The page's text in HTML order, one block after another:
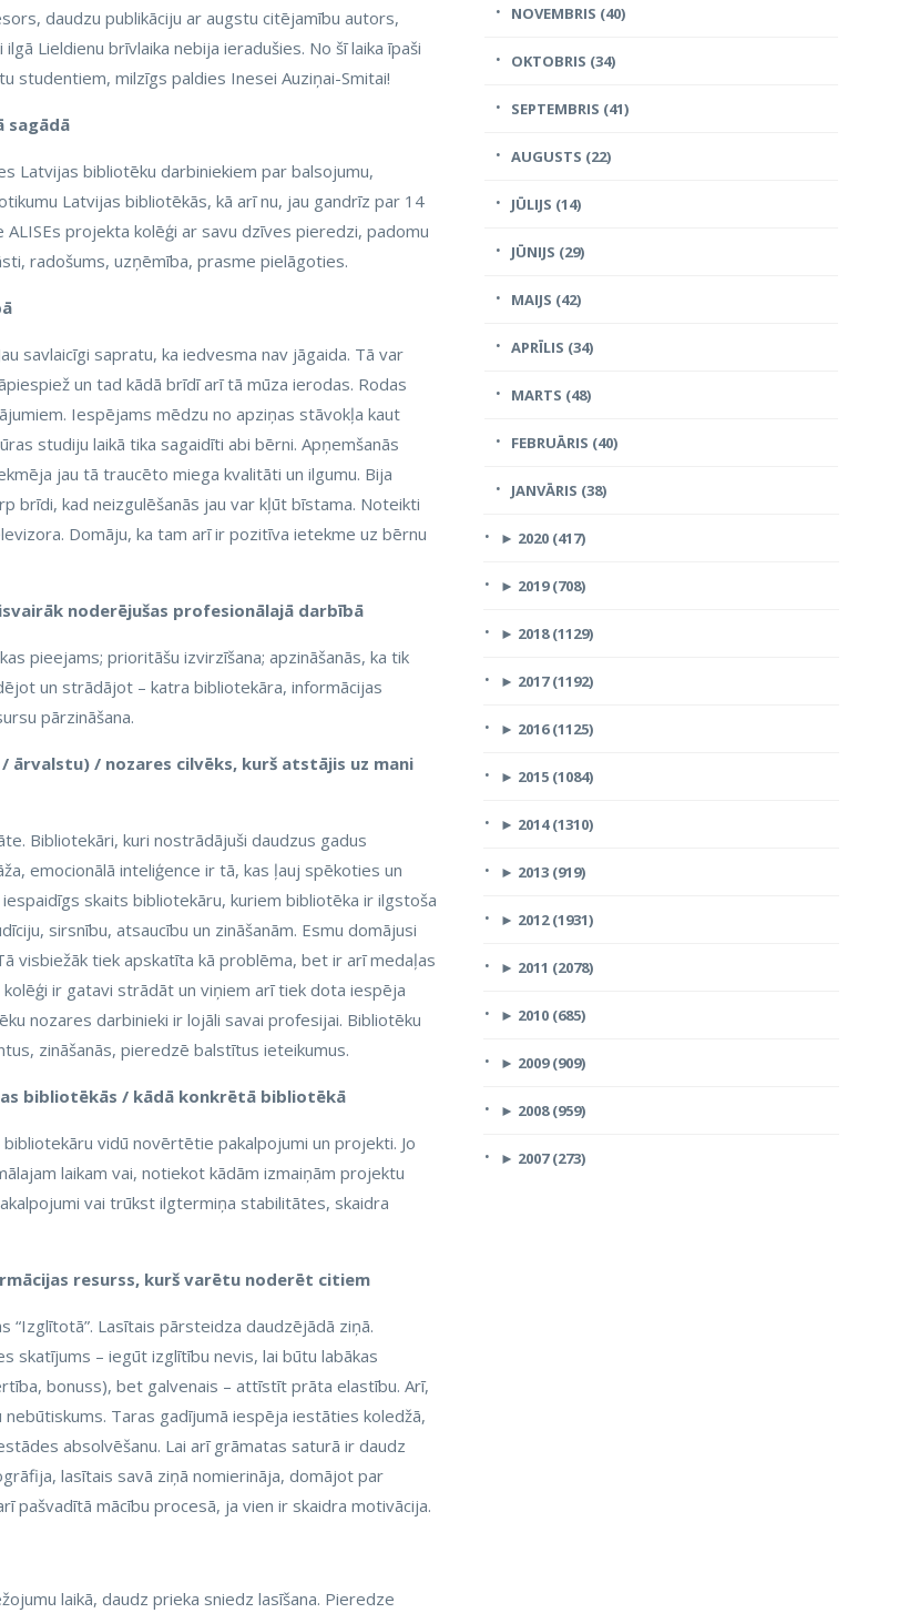
daudzu publikāciju ar augstu citējamību autors,
Lieldienu brīvlaika nebija ieradušies. No šī laika īpaši
studentiem, milzīgs paldies Inesei Auziņai-Smitai!
sagādā
Latvijas bibliotēku darbiniekiem par balsojumu,
Latvijas bibliotēkās, kā arī nu, jau gandrīz par 14
projekta kolēģi ar savu dzīves pieredzi, padomu
radošums, uzņēmība, prasme pielāgoties.
savlaicīgi sapratu, ka iedvesma nav jāgaida. Tā var
un tad kādā brīdī arī tā mūza ierodas. Rodas
Iespējams mēdzu no apziņas stāvokļa kaut
studiju laikā tika sagaidīti abi bērni. Apņemšanās
jau tā traucēto miega kvalitāti un ilgumu. Bija
brīdi, kad neizgulēšanās jau var kļūt bīstama. Noteikti
Domāju, ka tam arī ir pozitīva ietekme uz bērnu
noderējušas profesionālajā darbībā
pieejams; prioritāšu izvirzīšana; apzināšanās, ka tik
un strādājot – katra bibliotekāra, informācijas
pārzināšana.
ārvalstu) / nozares cilvēks, kurš atstājis uz mani
Bibliotekāri, kuri nostrādājuši daudzus gadus
emocionālā inteliģence ir tā, kas ļauj spēkoties un
skaits bibliotekāru, kuriem bibliotēka ir ilgstoša
sirsnību, atsaucību un zināšanām. Esmu domājusi
visbiežāk tiek apskatīta kā problēma, bet ir arī medaļas
ir gatavi strādāt un viņiem arī tiek dota iespēja
nozares darbinieki ir lojāli savai profesijai. Bibliotēku
zināšanās, pieredzē balstītus ieteikumus.
bibliotēkās / kādā konkrētā bibliotēkā
vidū novērtētie pakalpojumi un projekti. Jo
laikam vai, notiekot kādām izmaiņām projektu
vai trūkst ilgtermiņa stabilitātes, skaidra
resurss, kurš varētu noderēt citiem
Lasītais pārsteidza daudzējādā ziņā.
skatījums – iegūt izglītību nevis, lai būtu labākas
bonuss), bet galvenais – attīstīt prāta elastību. Arī,
Taras gadījumā iespēja iestāties koledžā,
absolvēšanu. Lai arī grāmatas saturā ir daudz
lasītais savā ziņā nomierināja, domājot par
pašvadītā mācību procesā, ja vien ir skaidra motivācija.
laikā, daudz prieka sniedz lasīšana. Pieredze
NOVEMBRIS (40)
OKTOBRIS (34)
SEPTEMBRIS (41)
AUGUSTS (22)
JŪLIJS (14)
JŪNIJS (29)
MAIJS (42)
APRĪLIS (34)
MARTS (48)
FEBRUĀRIS (40)
JANVĀRIS (38)
► 2020 (417)
► 2019 (708)
► 2018 (1129)
► 2017 (1192)
► 2016 (1125)
► 2015 (1084)
► 2014 (1310)
► 2013 (919)
► 2012 (1931)
► 2011 (2078)
► 2010 (685)
► 2009 (909)
► 2008 (959)
► 2007 (273)